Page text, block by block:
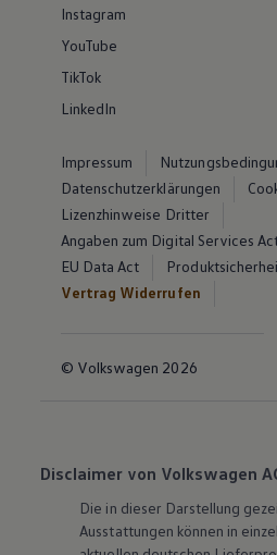
Instagram
YouTube
TikTok
LinkedIn
Impressum
Datenschutzerklärungen
Lizenzhinweise Dritter
Angaben zum Digital Services
EU Data Act
Vertrag Widerrufen
© Volkswagen 2026
Disclaimer von Volkswagen
Die in dieser Darstellung
Ausstattungen können in